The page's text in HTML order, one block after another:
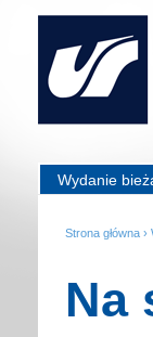
Wydanie
Strona główna ›
Na